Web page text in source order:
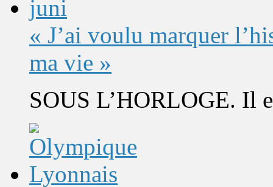
« J’ai voulu marquer
ma vie »
SOUS L’HORLOGE. Il